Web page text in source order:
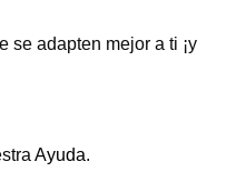
se adapten mejor a ti ¡y
Ayuda.